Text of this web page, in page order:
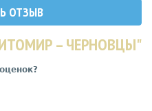
ОТЗЫВ
– ЧЕРНОВЦЫ"